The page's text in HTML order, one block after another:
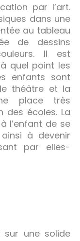
par l’art.
dans une
au tableau
de dessins
Il est
quel point les
enfants sont
le théâtre et la
place très
des écoles. La
l’enfant de se
à devenir
par elles-
sur une solide